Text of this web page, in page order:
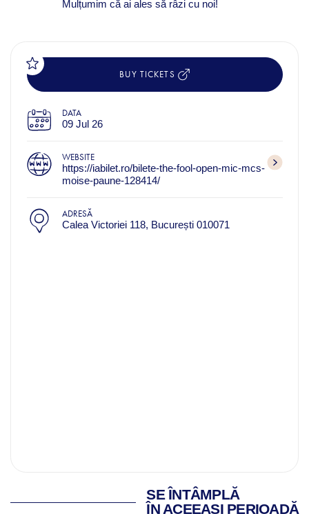
Mulțumim că ai ales să râzi cu noi!
BUY TICKETS
DATA
09 Jul 26
WEBSITE
https://iabilet.ro/bilete-the-fool-open-mic-mcs-
moise-paune-128414/
ADRESĂ
Calea Victoriei 118, București 010071
SE ÎNTÂMPLĂ
ÎN ACEEAȘI PERIOADĂ